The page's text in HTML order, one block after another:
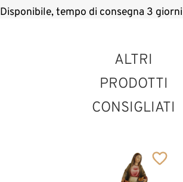
Disponibile, tempo di consegna 3 giorni
ALTRI
PRODOTTI
CONSIGLIATI